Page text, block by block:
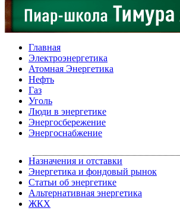
Главная
Электроэнергетика
Атомная Энергетика
Нефть
Газ
Уголь
Люди в энергетике
Энергосбережение
Энергоснабжение
Назначения и отставки
Энергетика и фондовый рынок
Статьи об энергетике
Альтернативная энергетика
ЖКХ